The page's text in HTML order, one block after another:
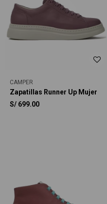
CAMPER
Zapatillas Runner Up Mujer
S/ 699.00